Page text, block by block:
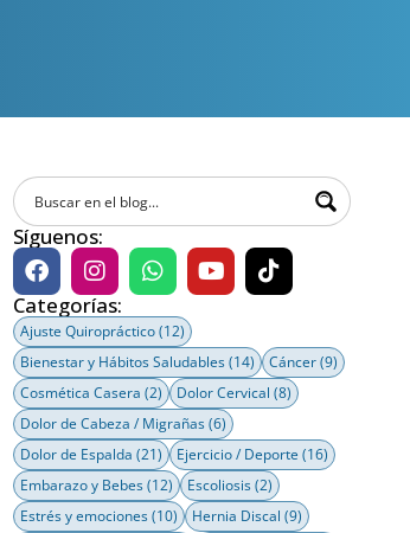
Síguenos:
Categorías:
Ajuste Quiropráctico(12)
Bienestar y Hábitos Saludables(14) Cáncer(9)
Cosmética Casera (2) Dolor Cervical (8)
Dolor de Cabeza / Migrañas(6)
Dolor de Espalda (21) Ejercicio / Deporte (16)
Embarazo y Bebes(12) Escoliosis(2)
Estrés y emociones(10) Hernia Discal (9)